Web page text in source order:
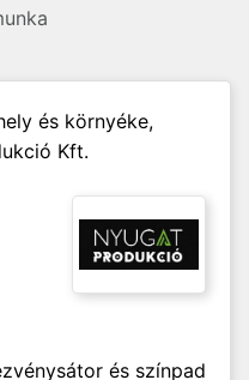
és környéke,
Kft.
és színpad